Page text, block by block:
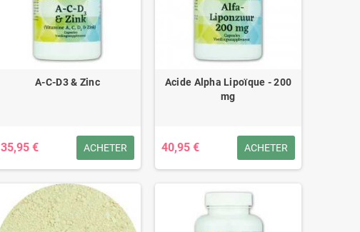
A-C-D3 & Zinc
35,95 € ACHETER
Acide Alpha Lipoïque - 200
mg
40,95 € ACHETER